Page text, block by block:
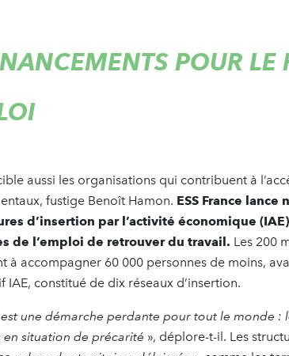
POUR LE
aussi les organisations qui contribuent à
fustige Benoît Hamon. ESS France lance
d’insertion par l’activité économique
de l’emploi de retrouver du travail. Les 200
à accompagner 60 000 personnes de moins,
IAE, constitué de dix réseaux d’insertion.
une démarche perdante pour tout le monde :
situation de précarité », déplore-t-il. Les